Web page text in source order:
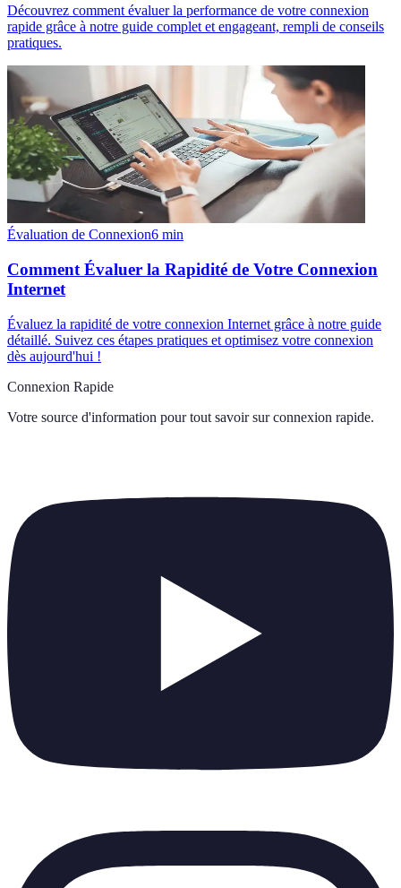
Découvrez comment évaluer la performance de votre connexion
rapide grâce à notre guide complet et engageant, rempli de conseils
pratiques.
Évaluation de Connexion6 min
Comment Évaluer la Rapidité de Votre Connexion
Internet
Évaluez la rapidité de votre connexion Internet grâce à notre guide
détaillé. Suivez ces étapes pratiques et optimisez votre connexion
dès aujourd'hui !
Connexion Rapide
Votre source d'information pour tout savoir sur connexion rapide.